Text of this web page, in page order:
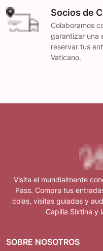
Socios de
Colaboramos
garantizar una
reservar tus
Vaticano.
Visita el mundialmente
Pass. Compra tus
colas, visitas guiadas y
Capilla Sixtina y
SOBRE NOSOTROS